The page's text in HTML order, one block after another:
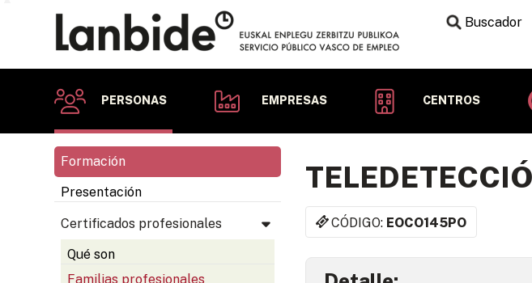
Buscador
PERSONAS EMPRESAS CENTROS
Formación
Presentación
Certificados profesionales
Qué son
Familias profesionales
CÓDIGO: EOCO145PO